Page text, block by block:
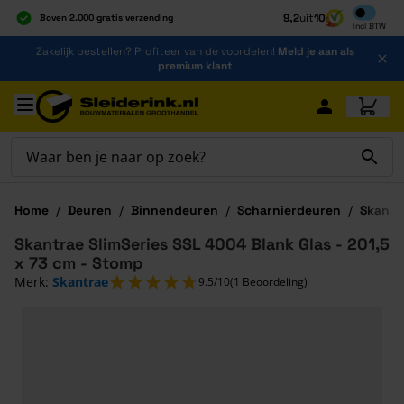
Boven 2.000 gratis verzending
Al 40 jaar dé specialist
Alles onder één dak
9,2uit10
Incl BTW
Inclusief
Ga naar de inhoud
Zakelijk bestellen? Profiteer van de voordelen! Meld je aan als
premium klant
Ga naar hoofdinhoud
Home / Deuren / Binnendeuren / Scharnierdeuren /
Skantrae SlimSeries SSL 4004 Blank Glas - 201,5
x 73 cm - Stomp
Merk: Skantrae 9.5/10(1 Beoordeling)